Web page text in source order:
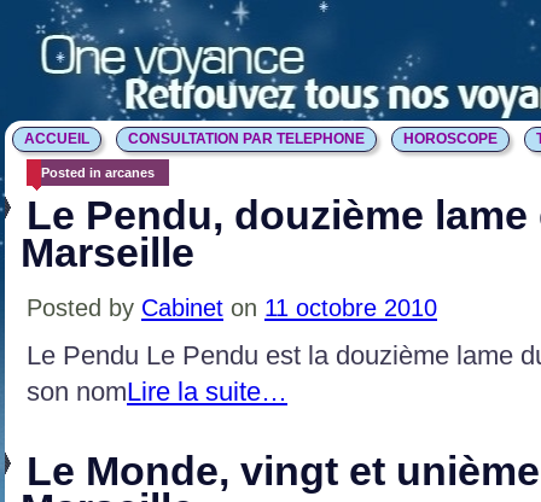
ACCUEIL CONSULTATION PAR TELEPHONE HOROSCOPE
Posted in arcanes
Le Pendu, douzième lame
Marseille
Posted by Cabinet on 11 octobre 2010
Le Pendu Le Pendu est la douzième lame
son nomLire la suite…
Le Monde, vingt et